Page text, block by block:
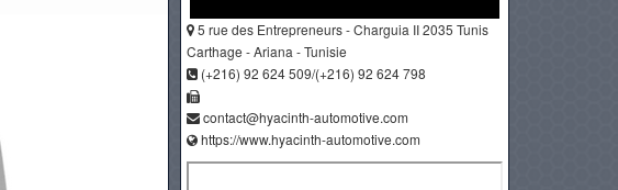
5 rue des Entrepreneurs - Charguia II 2035 Tunis
Carthage - Ariana - Tunisie
(+216) 92 624 509/(+216) 92 624 798
contact@hyacinth-automotive.com
https://www.hyacinth-automotive.com